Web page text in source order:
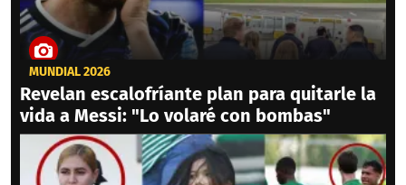
MUNDIAL 2026
Revelan escalofríante plan para quitarle la
vida a Messi: "Lo volaré con bombas"